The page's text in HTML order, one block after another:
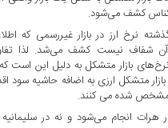
کشف می‌شود.
نرخ ارز در بازار غیررسمی که
آن شفاف نیست کشف می‌شد. لذا
بازار متشکل به دلیل این است
متشکل ارزی به اضافه حاشیه سود
مشخص شده می کنند.
هرات انجام می‌شود و نه در سلیمانیه